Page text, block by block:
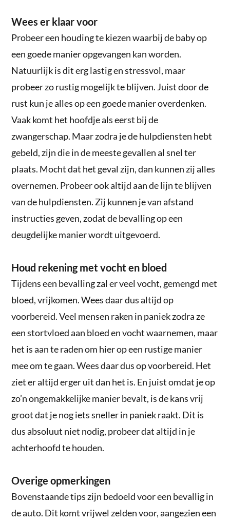
Wees er klaar voor
Probeer een houding te kiezen waarbij de baby op
een goede manier opgevangen kan worden.
Natuurlijk is dit erg lastig en stressvol, maar
probeer zo rustig mogelijk te blijven. Juist door de
rust kun je alles op een goede manier overdenken.
Vaak komt het hoofdje als eerst bij de
zwangerschap. Maar zodra je de hulpdiensten hebt
gebeld, zijn die in de meeste gevallen al snel ter
plaats. Mocht dat het geval zijn, dan kunnen zij alles
overnemen. Probeer ook altijd aan de lijn te blijven
van de hulpdiensten. Zij kunnen je van afstand
instructies geven, zodat de bevalling op een
deugdelijke manier wordt uitgevoerd.
Houd rekening met vocht en bloed
Tijdens een bevalling zal er veel vocht, gemengd met
bloed, vrijkomen. Wees daar dus altijd op
voorbereid. Veel mensen raken in paniek zodra ze
een stortvloed aan bloed en vocht waarnemen, maar
het is aan te raden om hier op een rustige manier
mee om te gaan. Wees daar dus op voorbereid. Het
ziet er altijd erger uit dan het is. En juist omdat je op
zo’n ongemakkelijke manier bevalt, is de kans vrij
groot dat je nog iets sneller in paniek raakt. Dit is
dus absoluut niet nodig, probeer dat altijd in je
achterhoofd te houden.
Overige opmerkingen
Bovenstaande tips zijn bedoeld voor een bevallig in
de auto. Dit komt vrijwel zelden voor, aangezien een